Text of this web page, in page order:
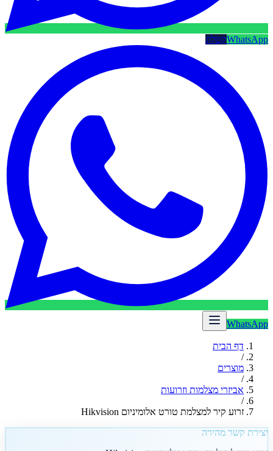
WhatsAppקטלוג
WhatsApp
דף הבית
/
מוצרים
/
אביזרי מצלמות וזרועות
/
זרוע קיר למצלמת טורט אלומיניום Hikvision
יצירת קשר מהירה